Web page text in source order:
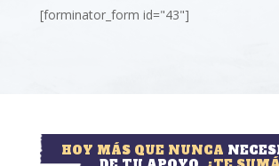
[forminator_form id="43"]
HOY MÁS QUE NUNCA